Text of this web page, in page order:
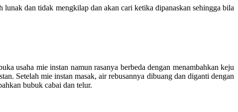
dan tidak mengkilap dan akan cari ketika dipanaskan sehingga bila
usaha mie instan namun rasanya berbeda dengan menambahkan keju
Setelah mie instan masak, air rebusannya dibuang dan diganti dengan
bubuk cabai dan telur.